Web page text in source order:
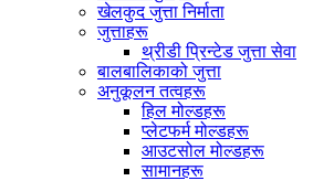
खेलकुद जुत्ता निर्माता
जुत्ताहरू
थ्रीडी प्रिन्टेड जुत्ता सेवा
बालबालिकाको जुत्ता
अनुकूलन तत्वहरू
हिल मोल्डहरू
प्लेटफर्म मोल्डहरू
आउटसोल मोल्डहरू
सामानहरू